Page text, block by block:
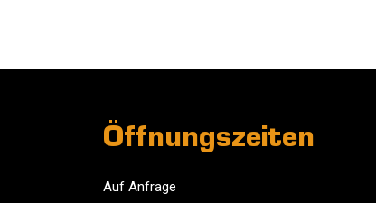
Öffnungszeiten
Auf Anfrage